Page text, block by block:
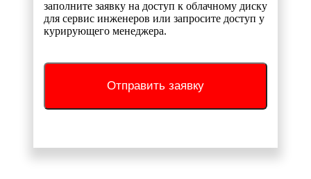
заполните заявку на доступ к облачному диску
для сервис инженеров или запросите доступ у
курирующего менеджера.
Отправить заявку